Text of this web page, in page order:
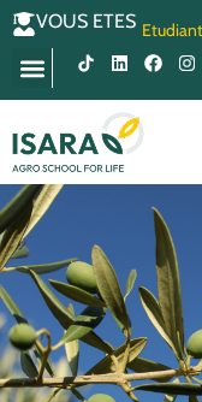
VOUS ETES Etudiant